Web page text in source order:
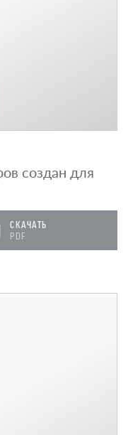
создан для
СКАЧАТЬ
PDF